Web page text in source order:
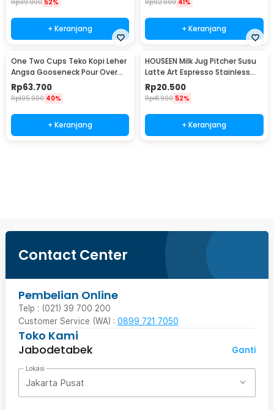
Rp39.900 52%
+ Keranjang
Rp92.000 41%
+ Keranjang
One Two Cups Teko Kopi Leher
Angsa Gooseneck Pour Over
Drip Kettle 350ml - AA049
Rp63.700
Rp105.000 40%
+ Keranjang
HOUSEEN Milk Jug Pitcher Susu
Latte Art Espresso Stainless
Steel 55ml - DL060
Rp20.500
Rp41.900 52%
+ Keranjang
Contact Center
Pembelian Online
Telp : (021) 39 700 200
Customer Service (WA) : 0899 721 7050
Toko Kami
Jabodetabek
Ganti
Lokasi
Jakarta Pusat